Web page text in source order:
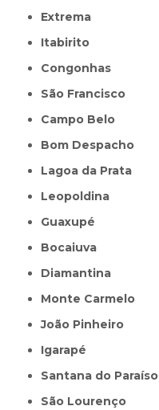
Extrema
Itabirito
Congonhas
São Francisco
Campo Belo
Bom Despacho
Lagoa da Prata
Leopoldina
Guaxupé
Bocaiuva
Diamantina
Monte Carmelo
João Pinheiro
Igarapé
Santana do Paraíso
São Lourenço